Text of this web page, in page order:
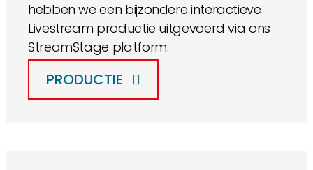
hebben we een bijzondere interactieve
Livestream productie uitgevoerd via ons
StreamStage platform.
PRODUCTIE